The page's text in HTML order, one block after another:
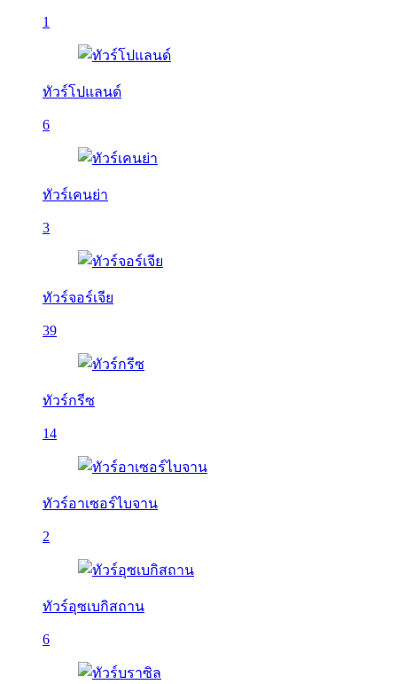
1
ทัวร์โปแลนด์
6
ทัวร์เคนย่า
3
ทัวร์จอร์เจีย
39
ทัวร์กรีซ
14
ทัวร์อาเซอร์ไบจาน
2
ทัวร์อุซเบกิสถาน
6